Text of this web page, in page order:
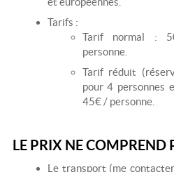
Tarifs :
Tarif normal :
personne.
Tarif réduit
pour 4 personnes
45€ / personne.
LE PRIX NE COMPREND
Le transport (me